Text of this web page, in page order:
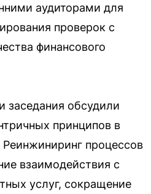
аудиторами для
проверок с
финансового
заседания обсудили
принципов в
Реинжиниринг процессов
взаимодействия с
услуг, сокращение